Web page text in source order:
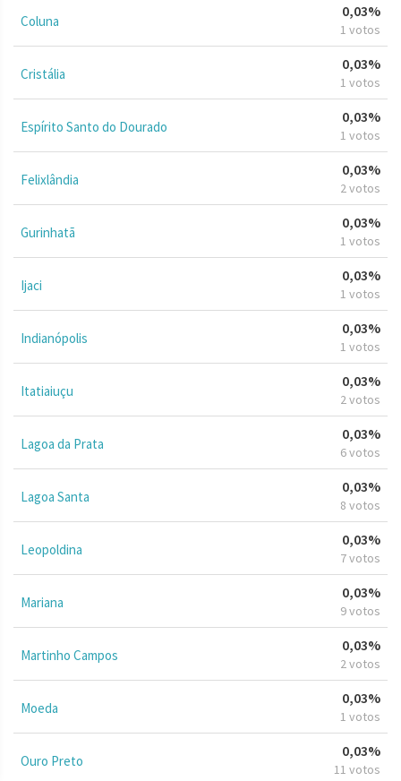
Coluna
0,03%
1 votos
Cristália
0,03%
1 votos
Espírito Santo do Dourado
0,03%
1 votos
Felixlândia
0,03%
2 votos
Gurinhatã
0,03%
1 votos
Ijaci
0,03%
1 votos
Indianópolis
0,03%
1 votos
Itatiaiuçu
0,03%
2 votos
Lagoa da Prata
0,03%
6 votos
Lagoa Santa
0,03%
8 votos
Leopoldina
0,03%
7 votos
Mariana
0,03%
9 votos
Martinho Campos
0,03%
2 votos
Moeda
0,03%
1 votos
Ouro Preto
0,03%
11 votos